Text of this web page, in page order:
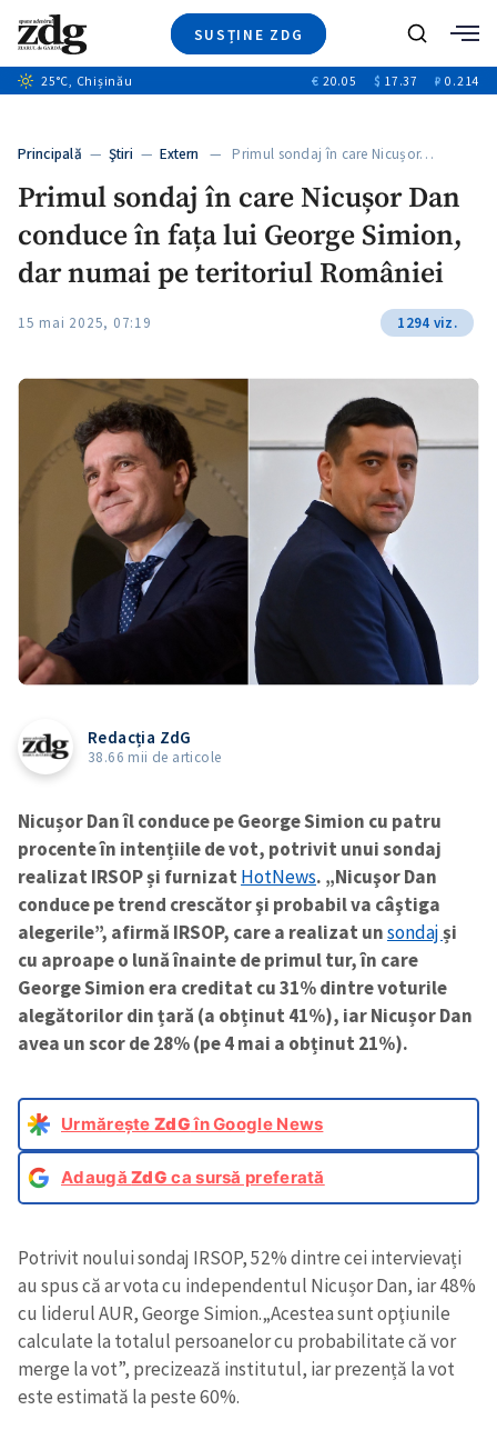
SUSȚINE ZDG
Ştiri
+6
Video
Special
Blog
+1
ZdGust
Caută
25°C, Chișinău € 20.05 $ 17.37 ₽ 0.214
Principală — Ştiri — Extern — Primul sondaj în care Nicușor…
Primul sondaj în care Nicușor Dan
conduce în fața lui George Simion,
dar numai pe teritoriul României
15 mai 2025, 07:19 1294 viz.
Redacția ZdG
38.66 mii de articole
Nicușor Dan îl conduce pe George Simion cu patru
procente în intențiile de vot, potrivit unui sondaj
realizat IRSOP și furnizat HotNews. „Nicuşor Dan
conduce pe trend crescător şi probabil va câştiga
alegerile”, afirmă IRSOP, care a realizat unsondajși
cu aproape o lună înainte de primul tur, în care
George Simion era creditat cu 31% dintre voturile
alegătorilor din țară (a obținut 41%), iar Nicușor Dan
avea un scor de 28% (pe 4 mai a obținut 21%).
Urmărește ZdGîn Google News
AdaugăZdG ca sursă preferată
Potrivit noului sondaj IRSOP, 52% dintre cei intervievați
au spus că ar vota cu independentul Nicușor Dan, iar 48%
cu liderul AUR, George Simion.„Acestea sunt opţiunile
calculate la totalul persoanelor cu probabilitate că vor
merge la vot”, precizează institutul, iar prezență la vot
este estimată la peste 60%.